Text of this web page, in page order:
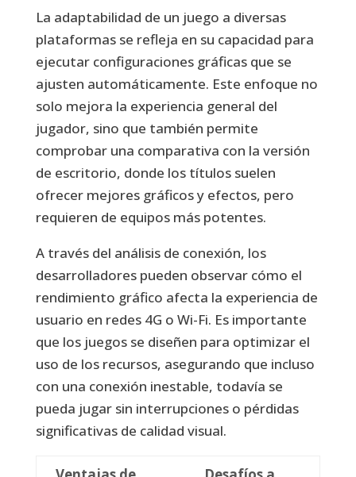
La adaptabilidad de un juego a diversas
plataformas se refleja en su capacidad para
ejecutar configuraciones gráficas que se
ajusten automáticamente. Este enfoque no
solo mejora la experiencia general del
jugador, sino que también permite
comprobar una comparativa con la versión
de escritorio, donde los títulos suelen
ofrecer mejores gráficos y efectos, pero
requieren de equipos más potentes.
A través del análisis de conexión, los
desarrolladores pueden observar cómo el
rendimiento gráfico afecta la experiencia de
usuario en redes 4G o Wi-Fi. Es importante
que los juegos se diseñen para optimizar el
uso de los recursos, asegurando que incluso
con una conexión inestable, todavía se
pueda jugar sin interrupciones o pérdidas
significativas de calidad visual.